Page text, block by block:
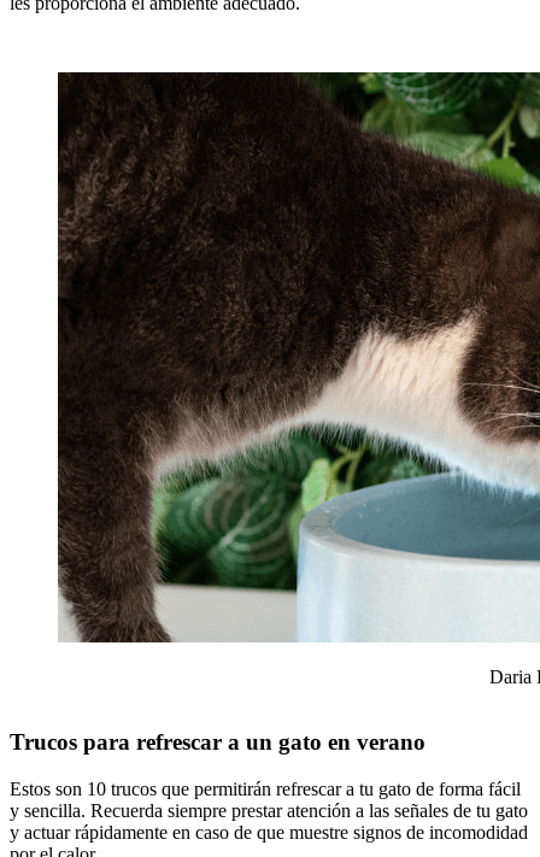
Daria
Trucos para refrescar a un gato en verano
Estos son 10 trucos que permitirán refrescar a tu gato de forma fácil
y sencilla. Recuerda siempre prestar atención a las señales de tu gato
y actuar rápidamente en caso de que muestre signos de incomodidad